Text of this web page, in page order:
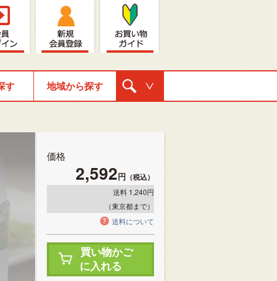
す 地域から探す
価格
2,592円 （税込）
送料 1,240円
（東京都まで）
送料について
買い物かご
に入れる